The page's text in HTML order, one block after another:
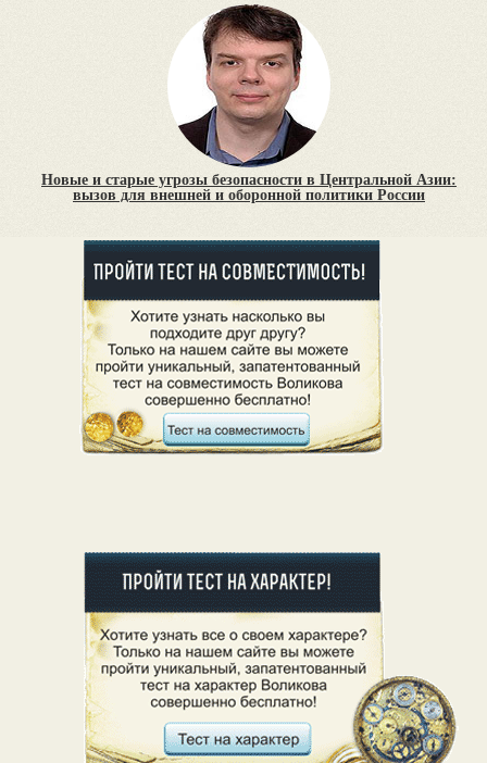
Новые и старые угрозы безопасности в Центральной Азии:
вызов для внешней и оборонной политики России